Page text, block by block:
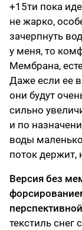
+15ти пока
не жарко,
зачерпнуть
у меня, то
Мембрана,
Даже если ее
они будут
сильно
и по
воды
поток держит,
Версия без
текстиль снег